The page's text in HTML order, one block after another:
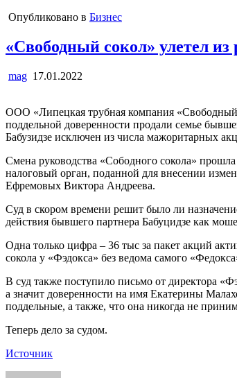
Опубликовано в Бизнес
«Свободный сокол» улетел
mag 17.01.2022
ООО «Липецкая трубная компания «Свободный
поддельной доверенности продали семье
Бабузидзе исключен из числа мажоритарных
Смена руководства «Сободного сокола»
налоговый орган, поданной для внесении
Ефремовых Виктора Андреева.
Суд в скором времени решит было ли
действия бывшего партнера Бабуцидзе как
Одна только цифра – 36 тыс за пакет акций
сокола у «Фэдокса» без ведома самого
В суд также поступило письмо от директора
а значит доверенности на имя Екатерины
поддельные, а также, что она никогда не
Теперь дело за судом.
Источник